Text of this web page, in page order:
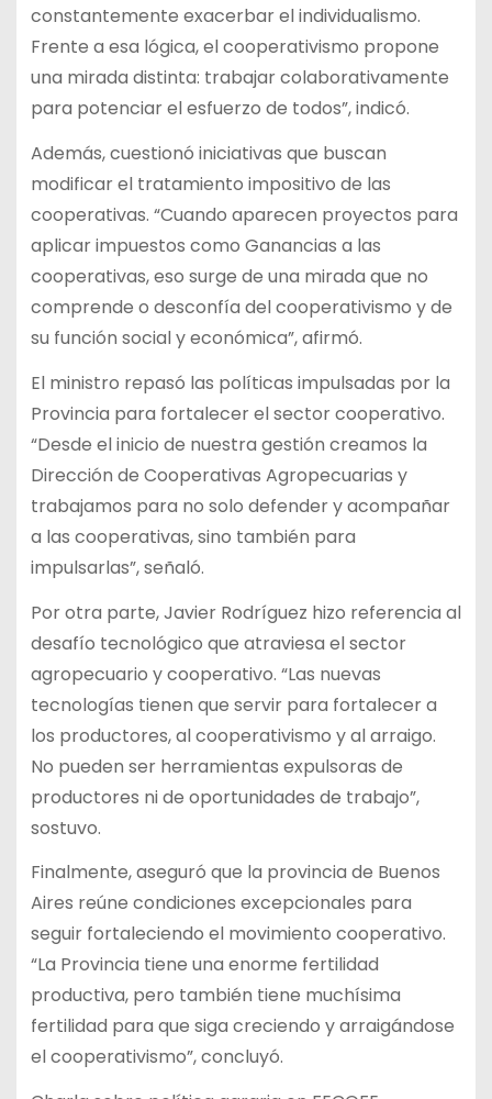
constantemente exacerbar el individualismo.
Frente a esa lógica, el cooperativismo propone
una mirada distinta: trabajar colaborativamente
para potenciar el esfuerzo de todos”, indicó.
Además, cuestionó iniciativas que buscan
modificar el tratamiento impositivo de las
cooperativas. “Cuando aparecen proyectos para
aplicar impuestos como Ganancias a las
cooperativas, eso surge de una mirada que no
comprende o desconfía del cooperativismo y de
su función social y económica”, afirmó.
El ministro repasó las políticas impulsadas por la
Provincia para fortalecer el sector cooperativo.
“Desde el inicio de nuestra gestión creamos la
Dirección de Cooperativas Agropecuarias y
trabajamos para no solo defender y acompañar
a las cooperativas, sino también para
impulsarlas”, señaló.
Por otra parte, Javier Rodríguez hizo referencia al
desafío tecnológico que atraviesa el sector
agropecuario y cooperativo. “Las nuevas
tecnologías tienen que servir para fortalecer a
los productores, al cooperativismo y al arraigo.
No pueden ser herramientas expulsoras de
productores ni de oportunidades de trabajo”,
sostuvo.
Finalmente, aseguró que la provincia de Buenos
Aires reúne condiciones excepcionales para
seguir fortaleciendo el movimiento cooperativo.
“La Provincia tiene una enorme fertilidad
productiva, pero también tiene muchísima
fertilidad para que siga creciendo y arraigándose
el cooperativismo”, concluyó.